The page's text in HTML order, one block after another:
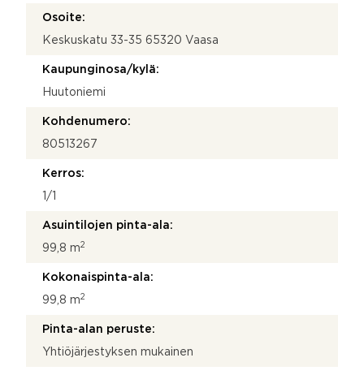
Osoite:
Keskuskatu 33-35 65320 Vaasa
Kaupunginosa/kylä:
Huutoniemi
Kohdenumero:
80513267
Kerros:
1/1
Asuintilojen pinta-ala:
99,8 m2
Kokonaispinta-ala:
99,8 m2
Pinta-alan peruste:
Yhtiöjärjestyksen mukainen